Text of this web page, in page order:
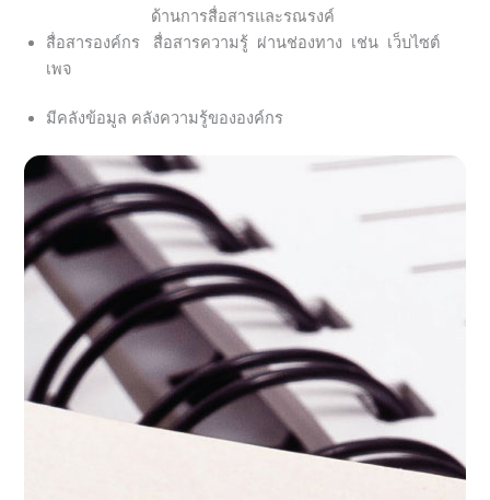
ด้านการสื่อสารและรณรงค์
สื่อสารองค์กร สื่อสารความรู้ ผ่านช่องทาง เช่น เว็บไซต์
เพจ
มีคลังข้อมูล คลังความรู้ขององค์กร